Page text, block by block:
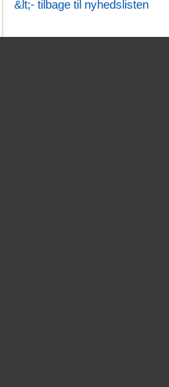
&lt;- tilbage til nyhedslisten